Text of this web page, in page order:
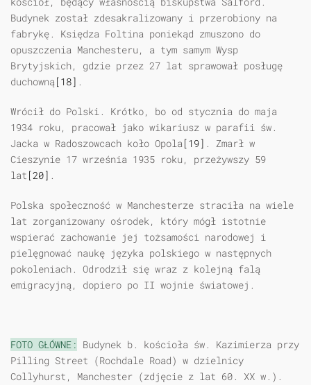
Budynek został zdesakralizowany i przerobiony na
fabrykę. Księdza Foltina poniekąd zmuszono do
opuszczenia Manchesteru, a tym samym Wysp
Brytyjskich, gdzie przez 27 lat sprawował posługę
duchowną[18] .
Wrócił do Polski. Krótko, bo od stycznia do maja
1934 roku, pracował jako wikariusz w parafii św.
Jacka w Radoszowcach koło Opola[19] . Zmarł w
Cieszynie 17 września 1935 roku, przeżywszy 59
lat [20] .
Polska społeczność w Manchesterze straciła na wiele
lat zorganizowany ośrodek, który mógł istotnie
wspierać zachowanie jej tożsamości narodowej i
pielęgnować naukę języka polskiego w następnych
pokoleniach. Odrodził się wraz z kolejną falą
emigracyjną, dopiero po II wojnie światowej.
FOTO GŁÓWNE: Budynek b. kościoła św. Kazimierza przy
Pilling Street (Rochdale Road) w dzielnicy
Collyhurst, Manchester (zdjęcie z lat 60. XX w.).